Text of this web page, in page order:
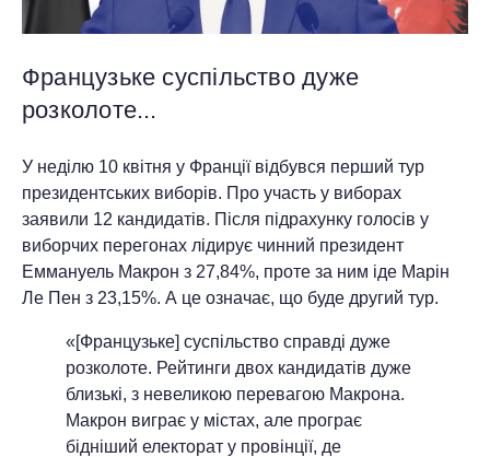
Французьке суспільство дуже
розколоте...
У неділю 10 квітня у Франції відбувся перший тур
президентських виборів. Про участь у виборах
заявили 12 кандидатів. Після підрахунку голосів у
виборчих перегонах лідирує чинний президент
Еммануель Макрон з 27,84%, проте за ним іде Марін
Ле Пен з 23,15%. А це означає, що буде другий тур.
«[Французьке] суспільство справді дуже
розколоте. Рейтинги двох кандидатів дуже
близькі, з невеликою перевагою Макрона.
Макрон виграє у містах, але програє
бідніший електорат у провінції, де